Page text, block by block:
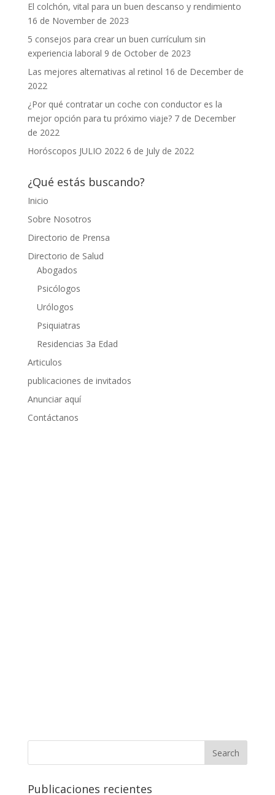
El colchón, vital para un buen descanso y rendimiento
16 de November de 2023
5 consejos para crear un buen currículum sin
experiencia laboral 9 de October de 2023
Las mejores alternativas al retinol 16 de December de
2022
¿Por qué contratar un coche con conductor es la
mejor opción para tu próximo viaje? 7 de December
de 2022
Horóscopos JULIO 2022 6 de July de 2022
¿Qué estás buscando?
Inicio
Sobre Nosotros
Directorio de Prensa
Directorio de Salud
Abogados
Psicólogos
Urólogos
Psiquiatras
Residencias 3a Edad
Articulos
publicaciones de invitados
Anunciar aquí
Contáctanos
Publicaciones recientes